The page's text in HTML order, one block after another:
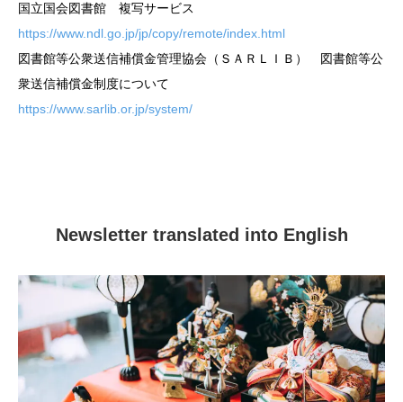
国立国会図書館 複写サービス
https://www.ndl.go.jp/jp/copy/remote/index.html
図書館等公衆送信補償金管理協会（ＳＡＲＬＩＢ） 図書館等公
衆送信補償金制度について
https://www.sarlib.or.jp/system/
Newsletter translated into English